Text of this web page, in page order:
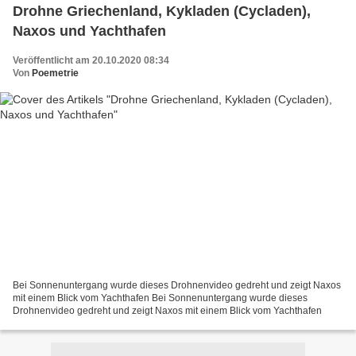
Drohne Griechenland, Kykladen (Cycladen),
Naxos und Yachthafen
Veröffentlicht am 20.10.2020 08:34
Von Poemetrie
Bei Sonnenuntergang wurde dieses Drohnenvideo gedreht und zeigt Naxos
mit einem Blick vom Yachthafen Bei Sonnenuntergang wurde dieses
Drohnenvideo gedreht und zeigt Naxos mit einem Blick vom Yachthafen